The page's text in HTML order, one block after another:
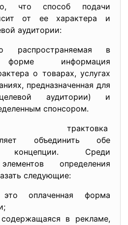
что способ подачи
от ее характера и
аудитории:
в
форме информация
о товарах, услугах
предназначенная для
аудитории) и
спонсором.
трактовка
объединить обе
концепции. Среди
определения
следующие:
оплаченная форма
в рекламе,